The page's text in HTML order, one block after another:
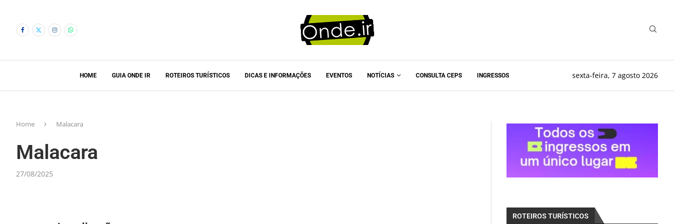
HOME GUIA ONDE IR ROTEIROS TURÍSTICOS DICAS E INFORMAÇÕES EVENTOS NOTÍCIAS CONSULTA CEPS INGRESSOS sexta-feira, 7 agosto 2026
Home Malacara
Malacara
27/08/2025
ROTEIROS TURÍSTICOS